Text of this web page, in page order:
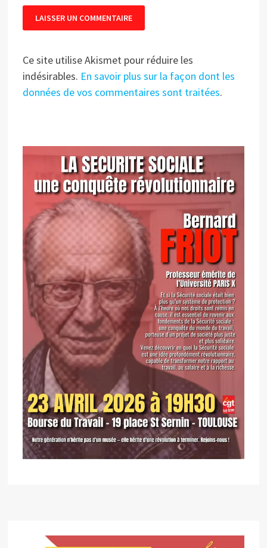
Ce site utilise Akismet pour réduire les
indésirables. En savoir plus sur la façon dont les
données de vos commentaires sont traitées.